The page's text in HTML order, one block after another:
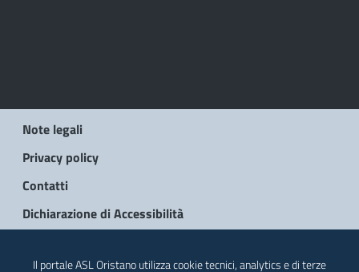
Note legali
Privacy policy
Contatti
Dichiarazione di Accessibilità
Il portale ASL Oristano utilizza cookie tecnici, analytics e di terze